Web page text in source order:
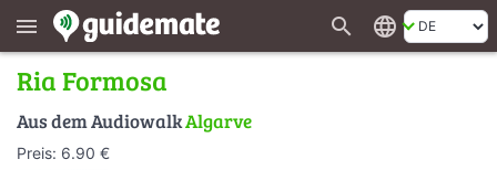
menu search language
Ria Formosa
Aus dem AudiowalkAlgarve
Preis: 6.90 €